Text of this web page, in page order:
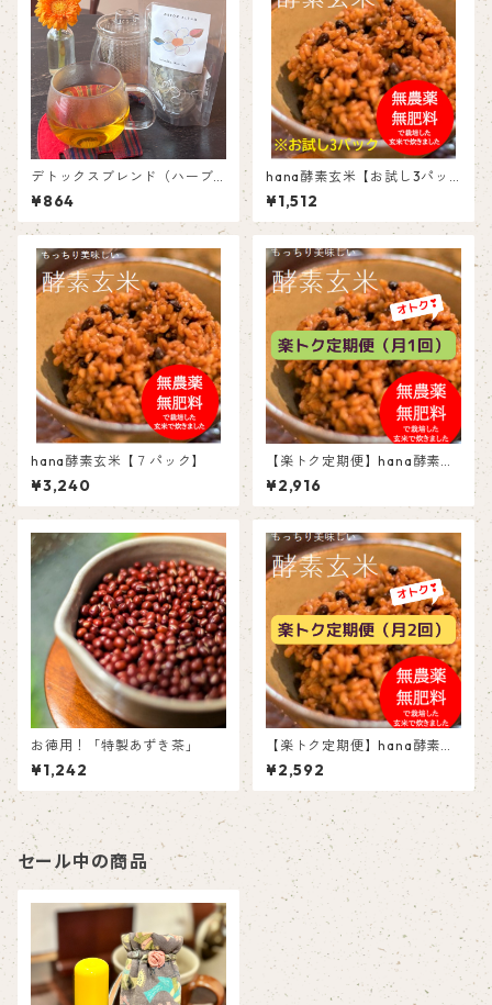
デトックスブレンド（ハーブ
ティー／ティーバック）
¥864
hana酵素玄米【お試し3パッ
ク】
¥1,512
hana酵素玄米【７パック】
¥3,240
【楽トク定期便】hana酵素玄
米(7個パック)月1回
¥2,916
お徳用！「特製あずき茶」
¥1,242
【楽トク定期便】hana酵素玄
米(7個パック)月2回
¥2,592
セール中の商品